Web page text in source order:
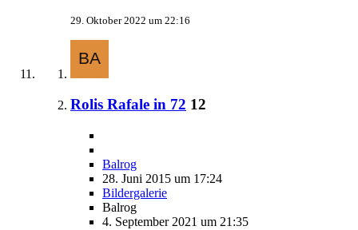
29. Oktober 2022 um 22:16
Rolis Rafale in 72 12
Balrog
28. Juni 2015 um 17:24
Bildergalerie
Balrog
4. September 2021 um 21:35